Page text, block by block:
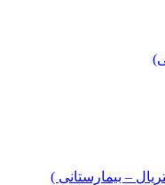
– بیمارستانی )